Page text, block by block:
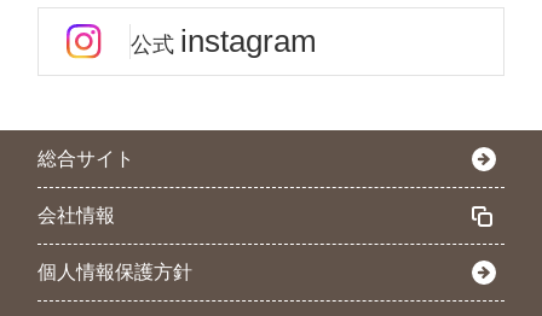
公式 instagram
総合サイト
会社情報
個人情報保護方針